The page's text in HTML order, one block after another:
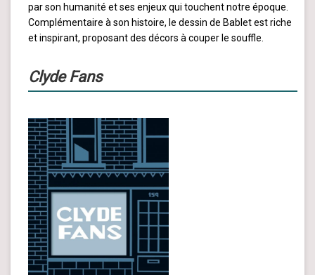
par son humanité et ses enjeux qui touchent notre époque.
Complémentaire à son histoire, le dessin de Bablet est riche
et inspirant, proposant des décors à couper le souffle.
Clyde Fans